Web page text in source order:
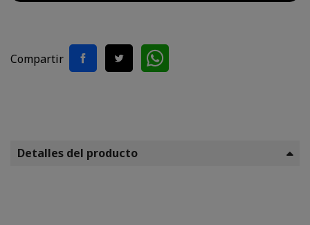
Compartir
Detalles del producto